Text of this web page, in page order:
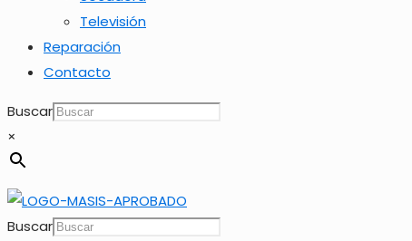
Televisión
Reparación
Contacto
Buscar
×
Buscar